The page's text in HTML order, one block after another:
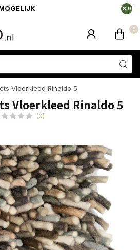
8.9
0
Vloerkleed Rinaldo 5
Vloerkleed Rinaldo 5
(0)